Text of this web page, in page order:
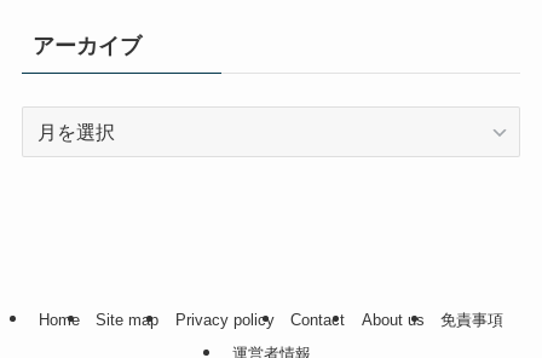
アーカイブ
Home Site map Privacy policy Contact About us
免責事項
運営者情報